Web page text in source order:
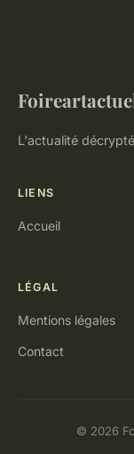
L'actualité
LIENS
Accueil
LÉGAL
Mentions légales
Contact
© 2026